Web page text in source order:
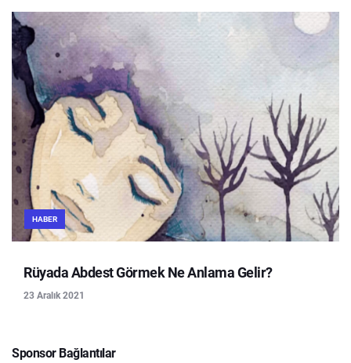
HABER
Rüyada Abdest Görmek Ne Anlama Gelir?
23 Aralık 2021
Sponsor Bağlantılar